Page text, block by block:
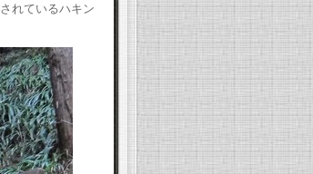
れているハキン